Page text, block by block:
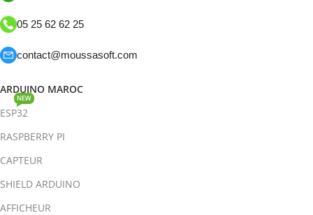
05 25 62 62 25
contact@moussasoft.com
ARDUINO MAROC
ESP32
NEW
RASPBERRY PI
CAPTEUR
SHIELD ARDUINO
AFFICHEUR